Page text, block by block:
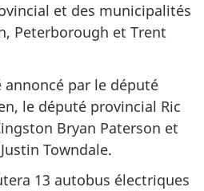
et des municipalités
Peterborough et Trent
annoncé par le député
le député provincial Ric
Bryan Paterson et
Towndale.
13 autobus électriques